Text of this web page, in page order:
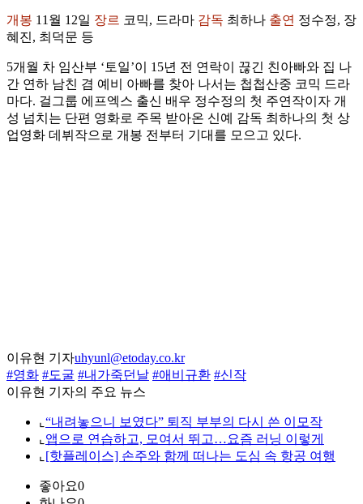
개봉 11월 12일 장르 코믹, 드라마 감독 최하나 출연 정수정, 장
혜진, 최덕문 등
5개월 차 임산부 ‘토일’이 15년 전 연락이 끊긴 친아빠와 집 나
간 연하 남친 겸 예비 아빠를 찾아 나서는 첩첩산중 코믹 드라
마다. 걸그룹 에프엑스 출신 배우 정수정의 첫 주연작이자 개
성 넘치는 단편 영화로 주목 받아온 신예 감독 최하나의 첫 상
업영화 데뷔작으로 개봉 전부터 기대를 모으고 있다.
이유현 기자uhyunl@etoday.co.kr
#영화 #도굴 #내가죽던날 #애비규환 #신작
이유현 기자의 주요 뉴스
⌞ “내려놓으니 보였다” 퇴직 부부의 다시 쓴 이모작
⌞ 앱으로 연습하고, 모여서 뛰고…요즘 러닝 이렇게
⌞ [핫플레이스] 손주와 함께 떠나는 도심 속 항공 여행
좋아요0